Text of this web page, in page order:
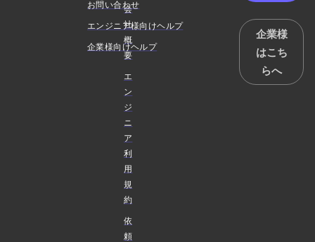
会
社
概
要
エ
ン
ジ
ニ
ア
利
用
規
約
依
頼
お問い合わせ
エンジニア様向けヘルプ
企業様向けヘルプ
企業様
はこち
らへ